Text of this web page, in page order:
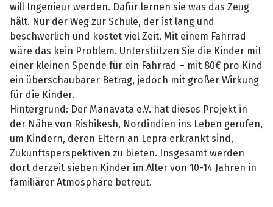
will Ingenieur werden. Dafür lernen sie was das Zeug
hält. Nur der Weg zur Schule, der ist lang und
beschwerlich und kostet viel Zeit. Mit einem Fahrrad
wäre das kein Problem. Unterstützen Sie die Kinder mit
einer kleinen Spende für ein Fahrrad – mit 80€ pro Kind
ein überschaubarer Betrag, jedoch mit großer Wirkung
für die Kinder.
Hintergrund: Der Manavata e.V. hat dieses Projekt in
der Nähe von Rishikesh, Nordindien ins Leben gerufen,
um Kindern, deren Eltern an Lepra erkrankt sind,
Zukunftsperspektiven zu bieten. Insgesamt werden
dort derzeit sieben Kinder im Alter von 10-14 Jahren in
familiärer Atmosphäre betreut.